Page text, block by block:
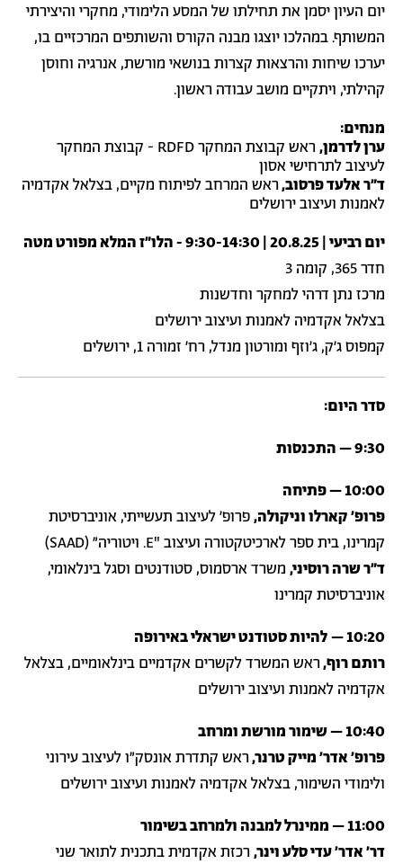
יום העיון יסמן את תחילתו של המסע הלימודי, מחקרי והיצירתי
המשותף. במהלכו יוצגו מבנה הקורס והשותפים המרכזיים בו,
יערכו שיחות והרצאות קצרות בנושאי מורשת, אנרגיה וחוסן
קהילתי, ויתקיים מושב עבודה ראשון.
מנחים:
ערן לדרמן,
ראש קבוצת המחקר RDFD - קבוצת המחקר
לעיצוב לתרחישי אסון
ד״ר אלעד פרסוב,ראש המרחב לפיתוח מקיים, בצלאל אקדמיה
לאמנות ועיצוב ירושלים
יום רביעי | 20.8.25 | 9:30-14:30 - הלו״ז המלא מפורט מטה
חדר 365, קומה 3
מרכז נתן דרהי למחקר וחדשנות
בצלאל אקדמיה לאמנות ועיצוב ירושלים
קמפוס ג׳ק, ג׳וזף ומורטון מנדל, רח׳ זמורה 1, ירושלים
סדר היום:
9:30 – התכנסות
10:00 – פתיחה
פרופ׳ קארלו וניקולה,פרופ׳ לעיצוב תעשייתי, אוניברסיטת
קמרינו, בית ספר לארכיטקטורה ועיצוב "E. ויטוריה" (SAAD)
ד״ר שרה רוסיני, משרד ארסמוס, סטודנטים וסגל בינלאומי,
אוניברסיטת קמרינו
10:20 –
להיות סטודנט ישראלי באירופה
רותם רוף,ראש המשרד לקשרים אקדמיים בינלאומיים, בצלאל
אקדמיה לאמנות ועיצוב ירושלים
10:40 – שימור מורשת ומרחב
פרופ׳ אדר׳ מייק טרנר,ראש קתדרת אונסק"ו לעיצוב עירוני
ולימודי השימור, בצלאל אקדמיה לאמנות ועיצוב ירושלים
11:00 – ממינרל למבנה ולמרחב בשימור
דר׳ אדר׳ עדי סלע וינר,רכזת אקדמית בתכנית לתואר שני